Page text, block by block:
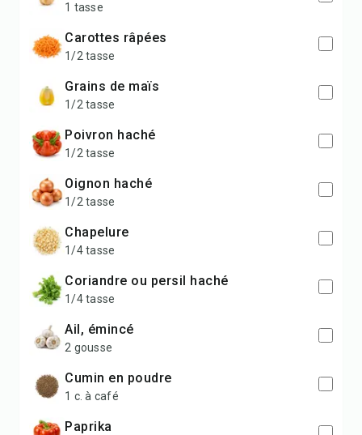
1 tasse
carottes râpées
1/2 tasse
grains de maïs
1/2 tasse
poivron haché
1/2 tasse
oignon haché
1/2 tasse
chapelure
1/4 tasse
coriandre ou persil haché
1/4 tasse
ail, émincé
2 gousse
cumin en poudre
1 c. à café
paprika